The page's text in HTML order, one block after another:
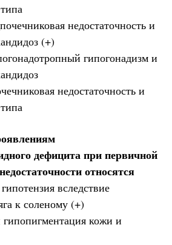
недостаточность и
(+)
гипогонадизм и
недостаточность и
дефицита при первичной
относятся
вследствие
к соленому (+)
кожи и